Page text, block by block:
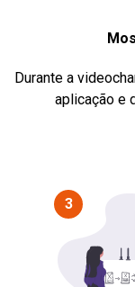
Durante a
aplicação e
3